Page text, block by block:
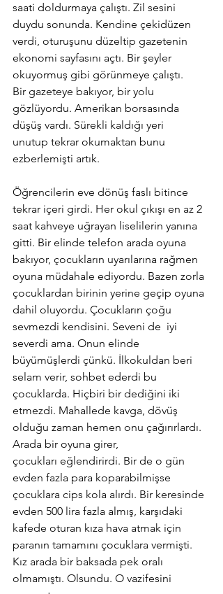
saati doldurmaya çalıştı. Zil sesini
duydu sonunda. Kendine çekidüzen
verdi, oturuşunu düzeltip gazetenin
ekonomi sayfasını açtı. Bir şeyler
okuyormuş gibi görünmeye çalıştı.
Bir gazeteye bakıyor, bir yolu
gözlüyordu. Amerikan borsasında
düşüş vardı. Sürekli kaldığı yeri
unutup tekrar okumaktan bunu
ezberlemişti artık.
Öğrencilerin eve dönüş faslı bitince
tekrar içeri girdi. Her okul çıkışı en az 2
saat kahveye uğrayan liselilerin yanına
gitti. Bir elinde telefon arada oyuna
bakıyor, çocukların uyarılarına rağmen
oyuna müdahale ediyordu. Bazen zorla
çocuklardan birinin yerine geçip oyuna
dahil oluyordu. Çocukların çoğu
sevmezdi kendisini. Seveni de  iyi
severdi ama. Onun elinde
büyümüşlerdi çünkü. İlkokuldan beri
selam verir, sohbet ederdi bu
çocuklarda. Hiçbiri bir dediğini iki
etmezdi. Mahallede kavga, dövüş
olduğu zaman hemen onu çağırırlardı.
Arada bir oyuna girer,
çocukları eğlendirirdi. Bir de o gün
evden fazla para koparabilmişse
çocuklara cips kola alırdı. Bir keresinde
evden 500 lira fazla almış, karşıdaki
kafede oturan kıza hava atmak için
paranın tamamını çocuklara vermişti.
Kız arada bir baksada pek oralı
olmamıştı. Olsundu. O vazifesini